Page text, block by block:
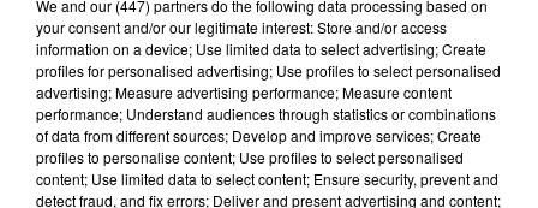
d’urgence a provoqué une belle panique et a causé la
mort d'au moins 3 personnes en France. Mercredi le
SAMU 31 a géré 800 appels pour une dizaine
d’opérateurs et"41 interventions médicalisées ont été
réalisées sur la Haute-Garonne c'est énorme"nous
explique le docteur Emilie Dehours, la responsable de
We and our (447) partnersdo the following data processing based on
your consent and/or our legitimate interest: Store and/or access
information on a device; Use limited data to select advertising; Create
profiles for personalised advertising; Use profiles to select personalised
advertising; Measure advertising performance; Measure content
performance; Understand audiences through statistics or combinations
of data from different sources; Develop and improve services; Create
profiles to personalise content; Use profiles to select personalised
content; Use limited data to select content; Ensure security, prevent and
detect fraud, and fix errors; Deliver and present advertising and content;